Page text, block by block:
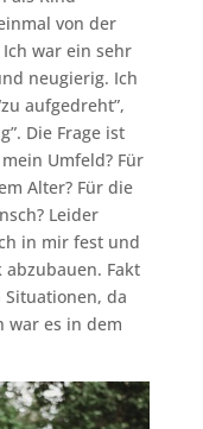
von der
war ein sehr
neugierig. Ich
aufgedreht”,
Die Frage ist
Umfeld? Für
Alter? Für die
Leider
in mir fest und
Fakt
Situationen, da
war es in dem